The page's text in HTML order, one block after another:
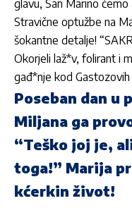
glavu, San Marino
Stravične optužbe na
šokantne detalje!
Okorjeli laž*v, folirant i
gađ*nje kod Gastozovih
Poseban dan u
Miljana ga
“Teško joj je,
toga!” Marija
kćerkin život!